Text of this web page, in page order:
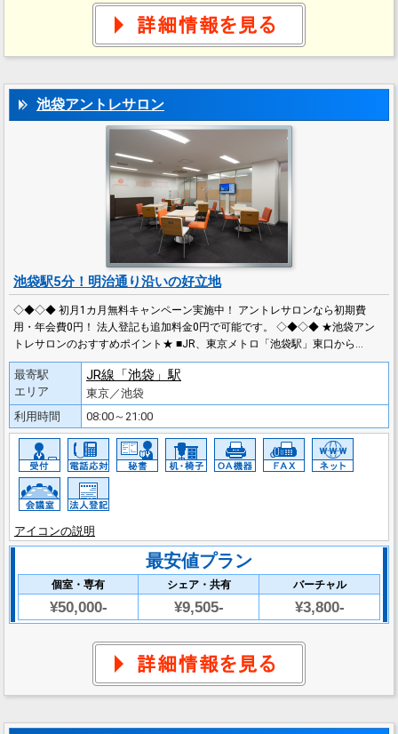
池袋アントレサロン
池袋駅5分！明治通り沿いの好立地
◇◆◇◆ 初月1カ月無料キャンペーン実施中！ アントレサロンなら初期費
用・年会費0円！ 法人登記も追加料金0円で可能です。 ◇◆◇◆ ★池袋アン
トレサロンのおすすめポイント★ ■JR、東京メトロ「池袋駅」東口から…
最寄駅
エリア
JR線「池袋」駅
東京／池袋
利用時間
08:00～21:00
アイコンの説明
最安値プラン
個室・専有 シェア・共有 バーチャル
¥50,000- ¥9,505- ¥3,800-